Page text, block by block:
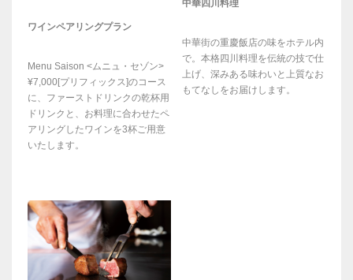
ワインペアリングプラン
Menu Saison <ムニュ・セゾン>
¥7,000[プリフィックス]のコース
に、ファーストドリンクの乾杯用
ドリンクと、お料理に合わせたペ
アリングしたワインを3杯ご用意
いたします。
中華四川料理
中華街の重慶飯店の味をホテル内
で。本格四川料理を伝統の技で仕
上げ、深みある味わいと上質なお
もてなしをお届けします。